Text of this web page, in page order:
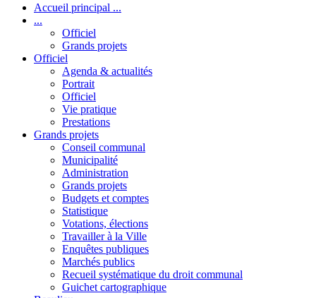
Accueil principal ...
...
Officiel
Grands projets
Officiel
Agenda & actualités
Portrait
Officiel
Vie pratique
Prestations
Grands projets
Conseil communal
Municipalité
Administration
Grands projets
Budgets et comptes
Statistique
Votations, élections
Travailler à la Ville
Enquêtes publiques
Marchés publics
Recueil systématique du droit communal
Guichet cartographique